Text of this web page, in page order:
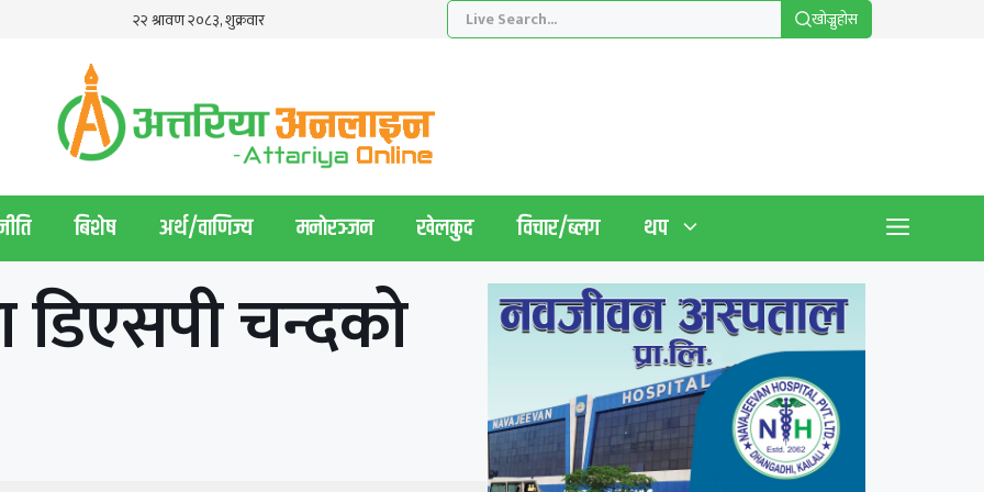
खाेज्नुहाेस
बिशेष अर्थ/वाणिज्य मनाेरञ्जन खेलकुद विचार/ब्लग थप
डिएसपी चन्दको